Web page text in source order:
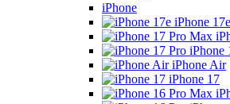
iPhone
iPhone 17e
iPhone
iPhone Air
iPhone 17